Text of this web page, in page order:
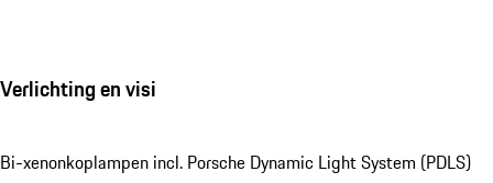
Verlichting en visi
Bi-xenonkoplampen incl. Porsche Dynamic Light System (PDLS)